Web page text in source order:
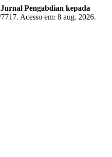
Jurnal Pengabdian kepada
Acesso em: 8 aug. 2026.